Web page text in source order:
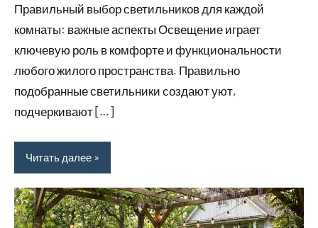
Правильный выбор светильников для каждой
комнаты: важные аспекты Освещение играет
ключевую роль в комфорте и функциональности
любого жилого пространства. Правильно
подобранные светильники создают уют,
подчеркивают […]
Читать далее